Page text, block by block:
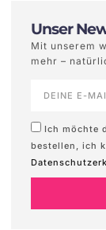
Unser
Mit unserem
mehr –
Ich möchte
bestellen, ich